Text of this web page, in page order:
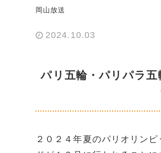
岡山放送
2024.10.03
パリ五輪・パリパラ
２０２４年夏のパリオリン